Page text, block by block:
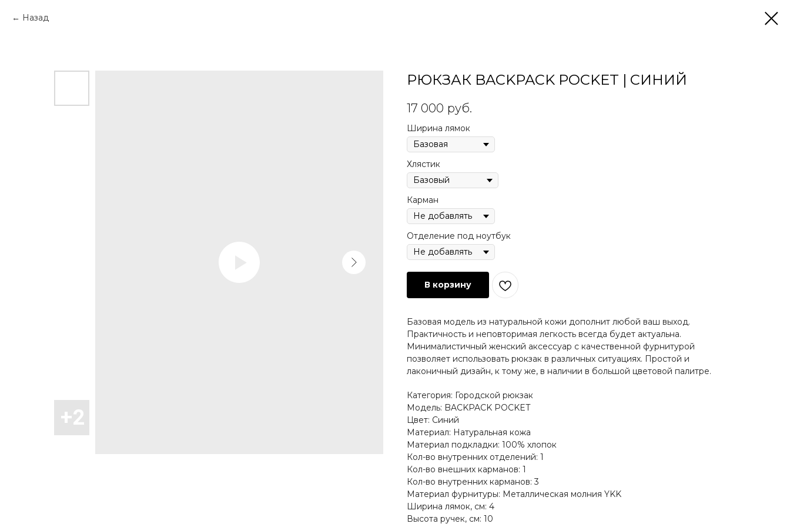
Назад
РЮКЗАК BACKPACK POCKET | СИНИЙ
17 000 руб.
Ширина лямок
Хлястик
Карман
Отделение под ноутбук
В корзину
Базовая модель из натуральной кожи дополнит любой ваш выход.
Практичность и неповторимая легкость всегда будет актуальна.
Минималистичный женский аксессуар с качественной фурнитурой
позволяет использовать рюкзак в различных ситуациях. Простой и
лаконичный дизайн, к тому же, в наличии в большой цветовой палитре.
Категория: Городской рюкзак
Модель: BACKPACK POCKET
Цвет: Синий
Материал: Натуральная кожа
Материал подкладки: 100% хлопок
Кол-во внутренних отделений: 1
Кол-во внешних карманов: 1
Кол-во внутренних карманов: 3
Материал фурнитуры: Металлическая молния YKK
Ширина лямок, см: 4
Высота ручек, см: 10